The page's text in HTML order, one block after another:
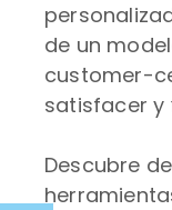
de un
customer-
satisfacer y
Descubre